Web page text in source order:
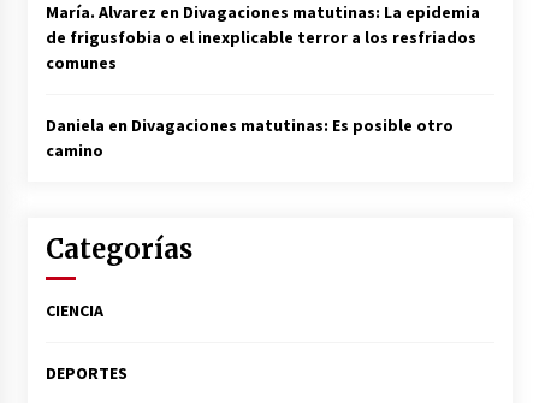
María. Alvarez en Divagaciones matutinas: La epidemia
de frigusfobia o el inexplicable terror a los resfriados
comunes
Daniela en Divagaciones matutinas: Es posible otro
camino
Categorías
CIENCIA
DEPORTES